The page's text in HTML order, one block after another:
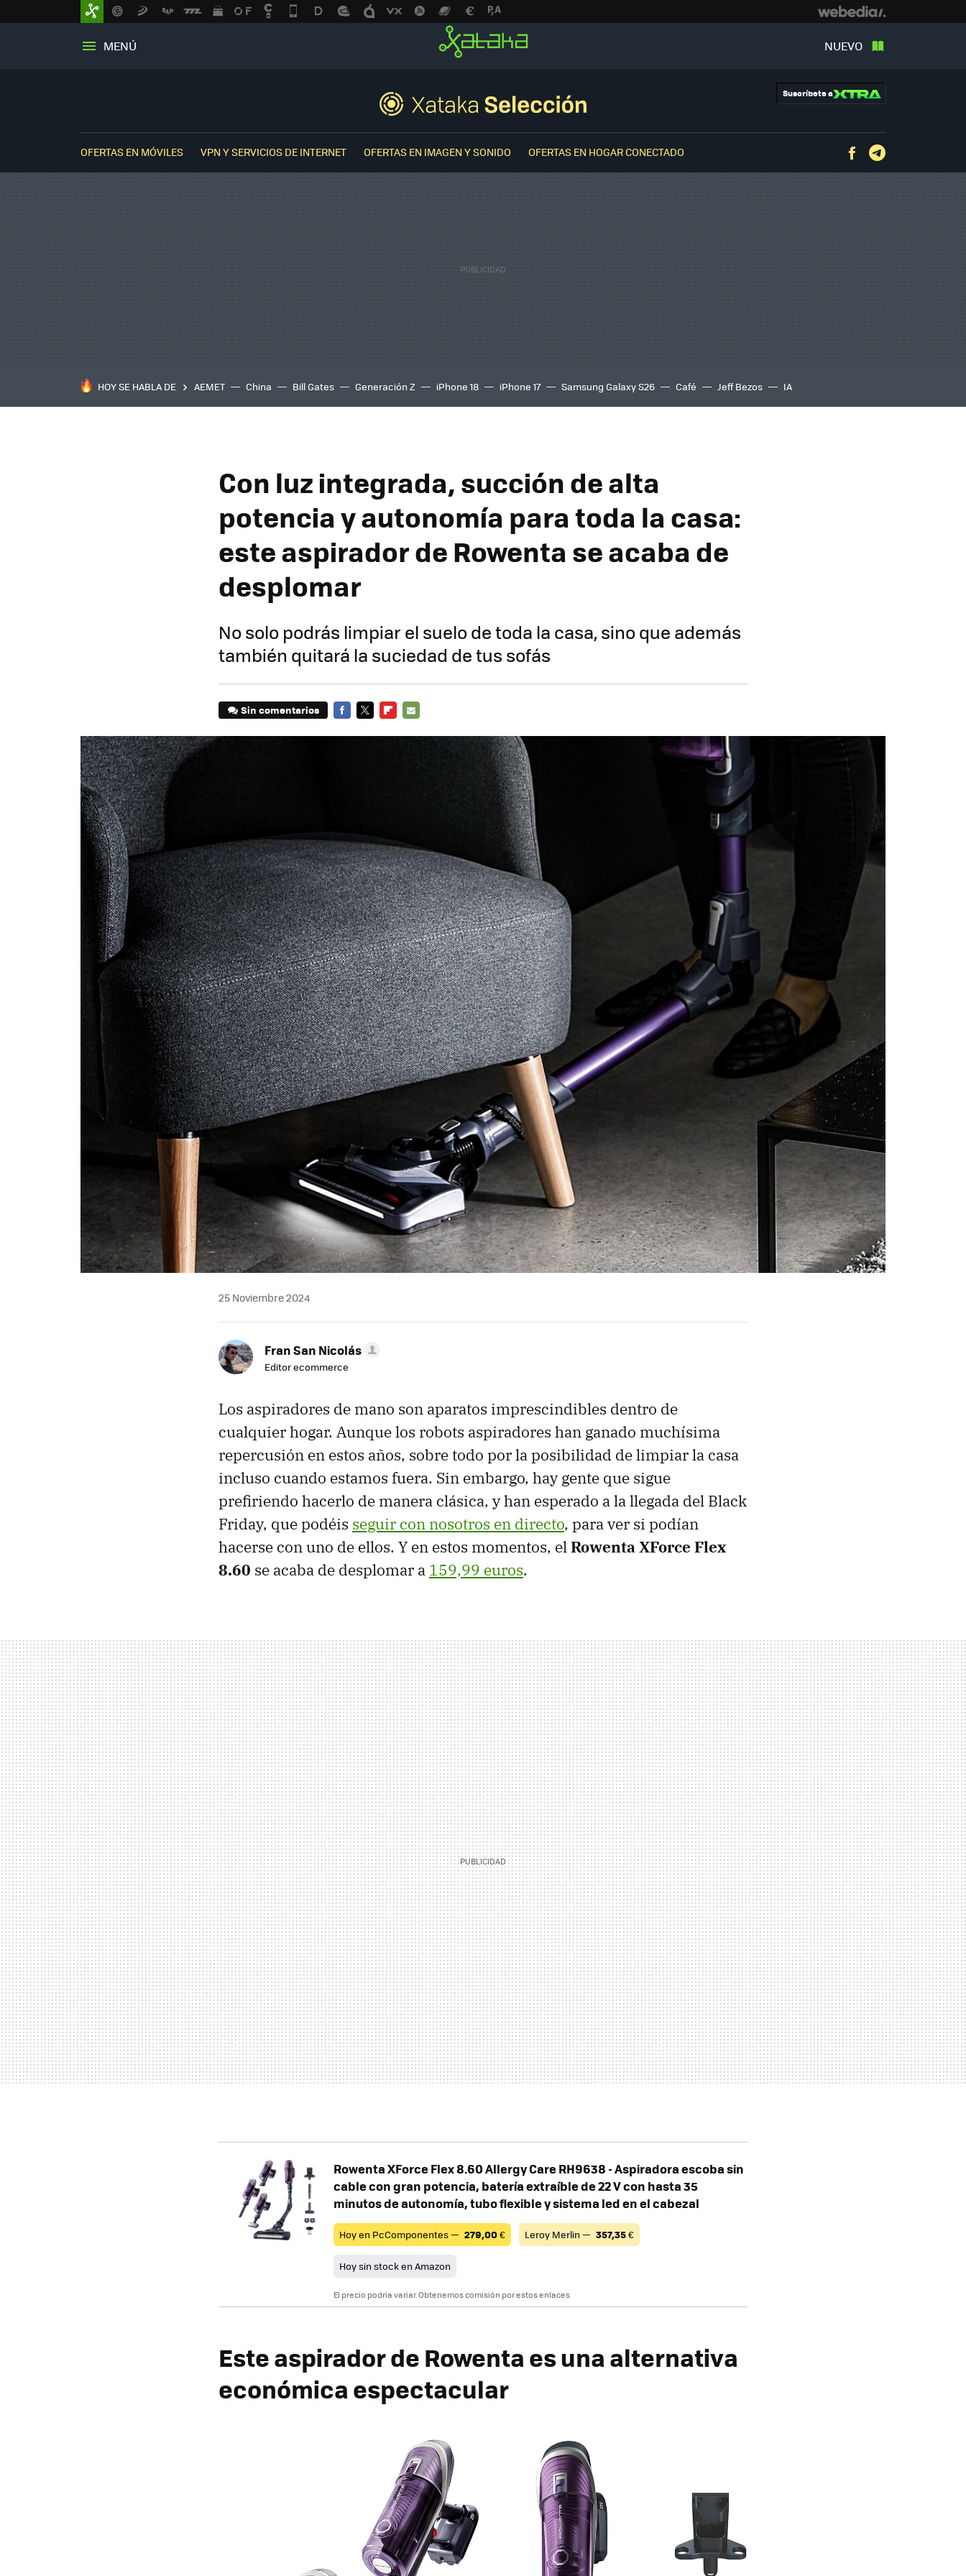
MENÚ NUEVO
Suscríbete a
OFERTAS EN MÓVILES VPN Y SERVICIOS DE INTERNET OFERTAS EN IMAGEN Y SONIDO OFERTAS EN HOGAR CONECTADO Facebook
HOY SE HABLA DE AEMET China Bill Gates Generación Z iPhone 18 iPhone 17 Samsung Galaxy S26 Café Jeff Bezos IA
Con luz integrada, succión de alta
potencia y autonomía para toda la casa:
este aspirador de Rowenta se acaba de
desplomar
No solo podrás limpiar el suelo de toda la casa, sino que además
también quitará la suciedad de tus sofás
Sin comentarios
25 Noviembre 2024
Fran San Nicolás
Editor ecommerce
Los aspiradores de mano son aparatos imprescindibles dentro de
cualquier hogar. Aunque los robots aspiradores han ganado muchísima
repercusión en estos años, sobre todo por la posibilidad de limpiar la casa
incluso cuando estamos fuera. Sin embargo, hay gente que sigue
prefiriendo hacerlo de manera clásica, y han esperado a la llegada del Black
Friday, que podéis seguir con nosotros en directo, para ver si podían
hacerse con uno de ellos. Y en estos momentos, elRowenta XForce Flex
8.60 se acaba de desplomar a 159,99 euros.
Rowenta XForce Flex 8.60 Allergy Care RH9638 - Aspiradora escoba sin
cable con gran potencia, batería extraíble de 22 V con hasta 35
minutos de autonomía, tubo flexible y sistema led en el cabezal
Hoy en PcComponentes — 279,00€ Leroy Merlin — 357,35€
Hoy sin stock en Amazon
El precio podría variar. Obtenemos comisión por estos enlaces
Este aspirador de Rowenta es una alternativa
económica espectacular